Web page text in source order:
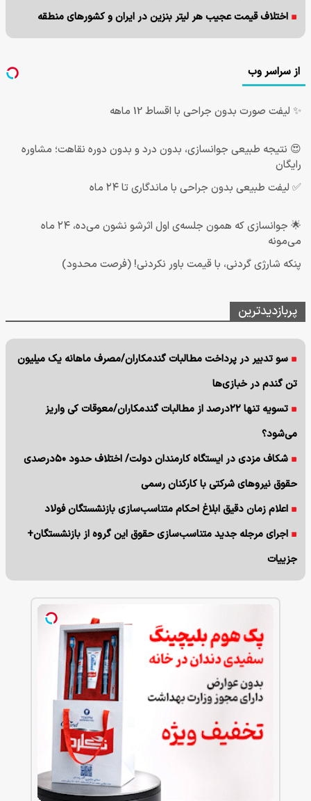
اختلاف قیمت عجیب هر لیتر بنزین در ایران و کشورهای منطقه
از سراسر وب
✨ لیفت صورت بدون جراحی با اقساط 12 ماهه
😍 نتیجه‌ طبیعی جوانسازی، بدون درد و بدون دوره نقاهت؛ مشاوره
رایگان
✅ لیفت طبیعی بدون جراحی با ماندگاری تا ۲۴ ماه
🌟 جوانسازی که همون جلسه‌ی اول اثرشو نشون می‌ده، ۲۴ ماه
می‌مونه
پنکه شارژی گردنی، با قیمت باور نکردنی! (فرصت محدود)
پربازدیدترین
سو تدبیر در پرداخت مطالبات گندمکاران/مصرف ماهانه یک میلیون
تن گندم در خبازی‌ها
تسویه تنها ۲۲درصد از مطالبات گندمکاران/معوقات کی واریز
می‌شود؟
شکاف مزدی در ایستگاه کارمندان دولت/ اختلاف حدود ۵۰درصدی
حقوق نیروهای شرکتی با کارکنان رسمی
اعلام زمان دقیق ابلاغ احکام متناسب‌سازی بازنشستگان فولاد
اجرای مرجله جدید متناسب‌سازی حقوق این گروه از بازنشستگان+
جزییات